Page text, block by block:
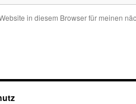
in diesem Browser für meinen